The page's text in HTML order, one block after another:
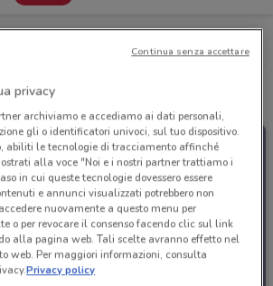
Volantino, Orari di apertura e Indirizzi
volantino Pet Store Conad
privacy
archiviamo e accediamo ai dati personali,
gli o identificatori univoci, sul tuo dispositivo.
abiliti le tecnologie di tracciamento affinché
alla voce "Noi e i nostri partner trattiamo i
in cui queste tecnologie dovessero essere
e annunci visualizzati potrebbero non
nuovamente a questo menu per
o per revocare il consenso facendo clic sul link
alla pagina web. Tali scelte avranno effetto nel
web. Per maggiori informazioni, consulta
Privacy policy
Continua senza accettare